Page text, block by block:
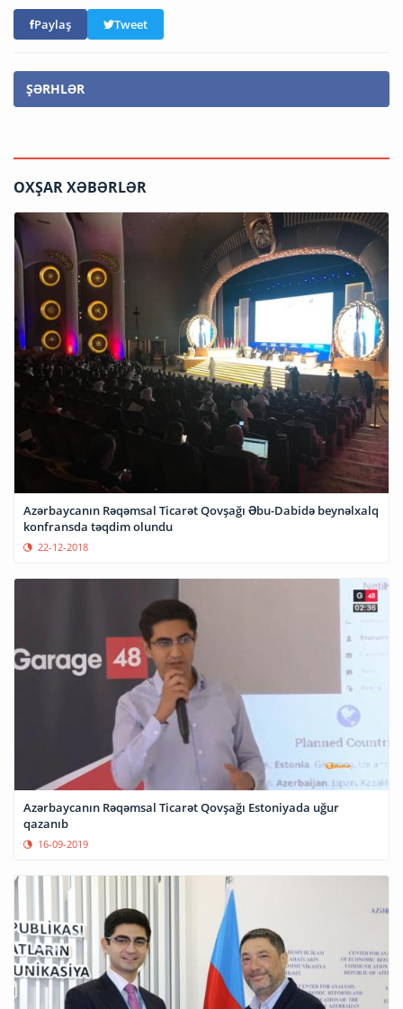
Paylaş Tweet
ŞƏRHLƏR
OXŞAR XƏBƏRLƏR
Azərbaycanın Rəqəmsal Ticarət Qovşağı Əbu-Dabidə beynəlxalq
konfransda təqdim olundu
22-12-2018
Azərbaycanın Rəqəmsal Ticarət Qovşağı Estoniyada uğur
qazanıb
16-09-2019